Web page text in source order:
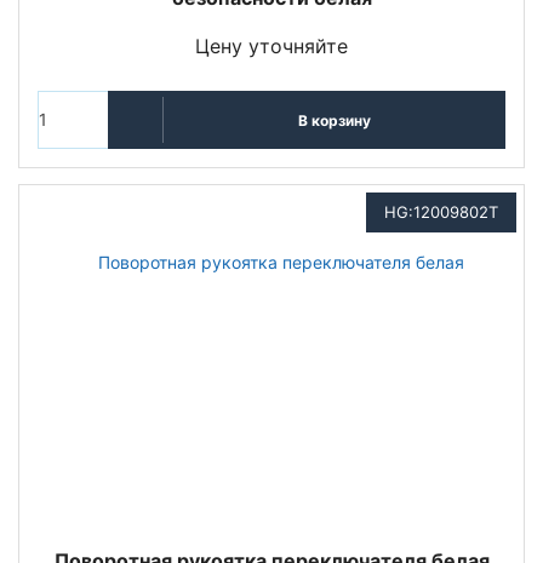
Цену уточняйте
В корзину
HG:12009802Т